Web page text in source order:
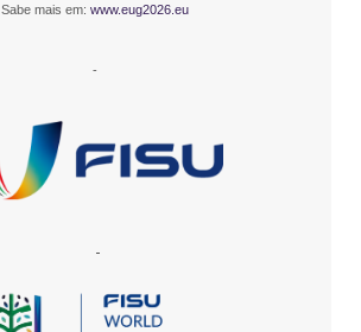
Sabe mais em: www.eug2026.eu
-
-